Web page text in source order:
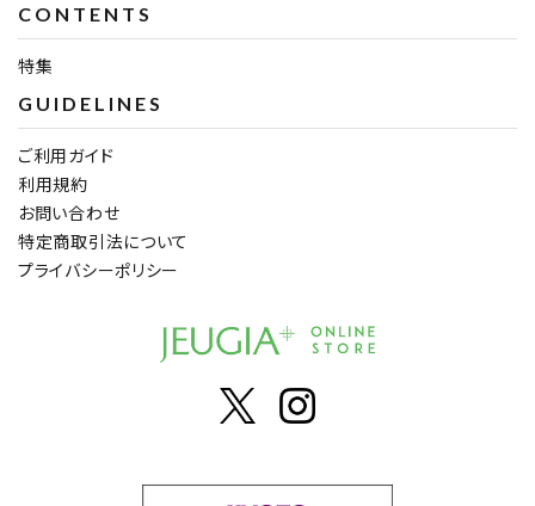
CONTENTS
特集
GUIDELINES
ご利用ガイド
利用規約
お問い合わせ
特定商取引法について
プライバシーポリシー